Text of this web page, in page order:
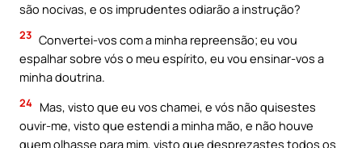
são nocivas, e os imprudentes odiarão a instrução?
23 Convertei-vos com a minha repreensão; eu vou
espalhar sobre vós o meu espírito, eu vou ensinar-vos a
minha doutrina.
24 Mas, visto que eu vos chamei, e vós não quisestes
ouvir-me, visto que estendi a minha mão, e não houve
quem olhasse para mim, visto que desprezastes todos os